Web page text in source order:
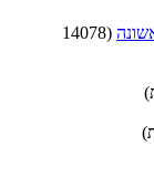
(14078